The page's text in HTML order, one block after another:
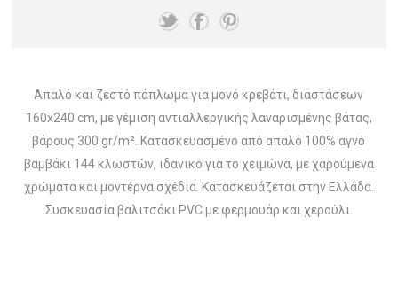
Απαλό και ζεστό πάπλωμα για μονό κρεβάτι, διαστάσεων
160x240 cm, με γέμιση αντιαλλεργικής λαναρισμένης βάτας,
βάρους 300 gr/m². Κατασκευασμένο από απαλό 100% αγνό
βαμβάκι 144 κλωστών, ιδανικό για το χειμώνα, με χαρούμενα
χρώματα και μοντέρνα σχέδια. Κατασκευάζεται στην Ελλάδα.
Συσκευασία βαλιτσάκι PVC με φερμουάρ και χερούλι.